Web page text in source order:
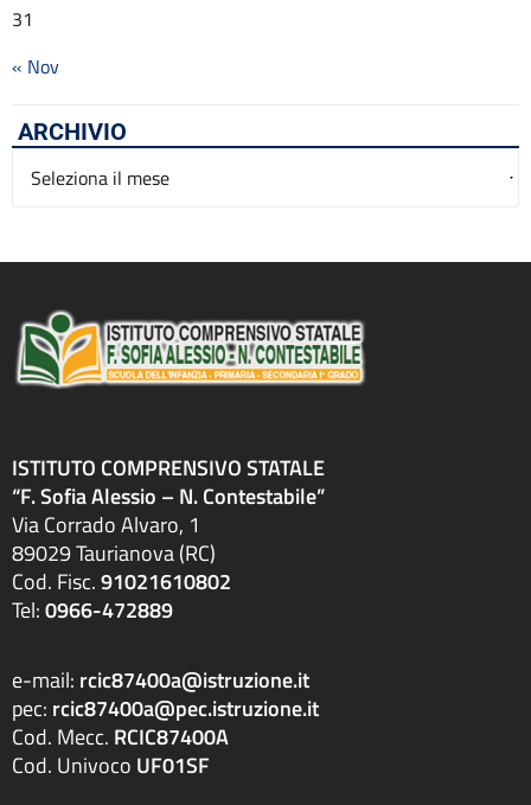
31
« Nov
ARCHIVIO
Archivio
ISTITUTO COMPRENSIVO STATALE
“F. Sofia Alessio – N. Contestabile”
Via Corrado Alvaro, 1
89029 Taurianova (RC)
Cod. Fisc.91021610802
Tel:0966-472889
e-mail: rcic87400a@istruzione.it
pec: rcic87400a@pec.istruzione.it
Cod. Mecc. RCIC87400A
Cod. Univoco UF01SF